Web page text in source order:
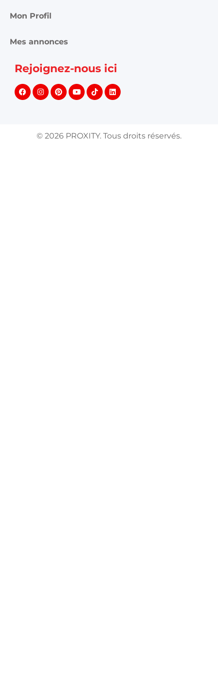
Mon Profil
Mes annonces
Rejoignez-nous ici
© 2026 PROXITY. Tous droits réservés.